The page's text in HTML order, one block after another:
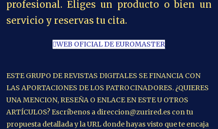
profesional. Eliges un producto o bien un
servicio y reservas tu cita.
WEB OFICIAL DE EUROMASTER
ESTE GRUPO DE REVISTAS DIGITALES SE FINANCIA CON
LAS APORTACIONES DE LOS PATROCINADORES. ¿QUIERES
UNA MENCION, RESEÑA O ENLACE EN ESTE U OTROS
ARTÍCULOS? Escríbenos a direccion@zurired.es con tu
propuesta detallada y la URL donde hayas visto que te encaja